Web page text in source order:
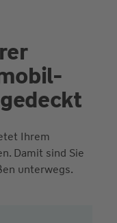
Ihrem
Damit sind Sie
unterwegs.